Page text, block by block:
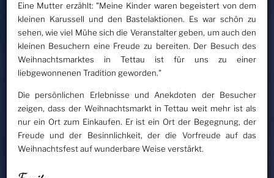
Eine Mutter erzählt: "Meine Kinder waren begeistert von dem
kleinen Karussell und den Bastelaktionen. Es war schön zu
sehen, wie viel Mühe sich die Veranstalter geben, um auch den
kleinen Besuchern eine Freude zu bereiten. Der Besuch des
Weihnachtsmarktes in Tettau ist für uns zu einer
liebgewonnenen Tradition geworden."
Die persönlichen Erlebnisse und Anekdoten der Besucher
zeigen, dass der Weihnachtsmarkt in Tettau weit mehr ist als
nur ein Ort zum Einkaufen. Er ist ein Ort der Begegnung, der
Freude und der Besinnlichkeit, der die Vorfreude auf das
Weihnachtsfest auf wunderbare Weise verstärkt.